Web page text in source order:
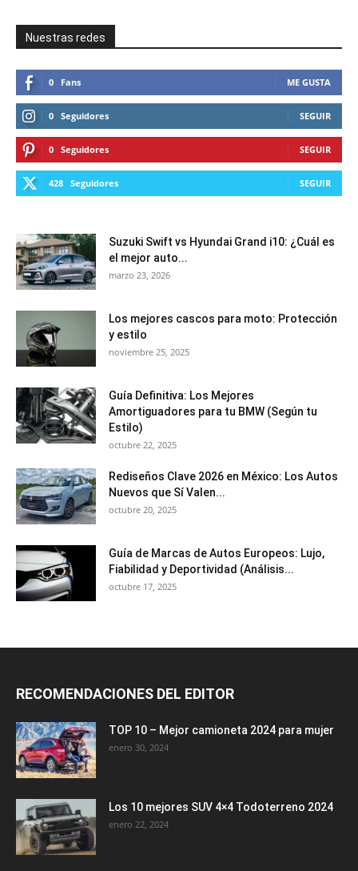
Nuestras redes
0 Fans ME GUSTA
0 Seguidores SEGUIR
0 Seguidores SEGUIR
428 Seguidores SEGUIR
Suzuki Swift vs Hyundai Grand i10: ¿Cuál es
el mejor auto...
marzo 23, 2026
Los mejores cascos para moto: Protección
y estilo
noviembre 25, 2025
Guía Definitiva: Los Mejores
Amortiguadores para tu BMW (Según tu
Estilo)
octubre 22, 2025
Rediseños Clave 2026 en México: Los Autos
Nuevos que Sí Valen...
octubre 20, 2025
Guía de Marcas de Autos Europeos: Lujo,
Fiabilidad y Deportividad (Análisis...
octubre 17, 2025
RECOMENDACIONES DEL EDITOR
TOP 10 – Mejor camioneta 2024 para mujer
enero 30, 2024
Los 10 mejores SUV 4×4 Todoterreno 2024
enero 22, 2024